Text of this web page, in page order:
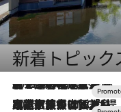
新着トピッ
2026.8.7
【トンボの足水浴】ヒノキの香りに包まれて涼感マックス！約13℃の湧水かけ流しを避暑地「星野温泉 トンボの湯」で体験
2026.7.31
【ホテル帰省】という選択肢をOMOが提案。家族とほどよい距離を保つには「昼は実家、夜は気兼ねなくホテルで！」